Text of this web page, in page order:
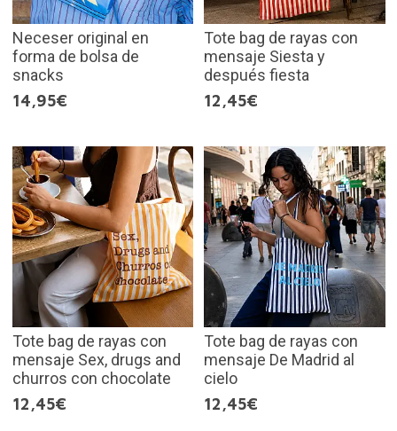
Neceser original en
forma de bolsa de
snacks
14,95€
Tote bag de rayas con
mensaje Siesta y
después fiesta
12,45€
Tote bag de rayas con
mensaje Sex, drugs and
churros con chocolate
12,45€
Tote bag de rayas con
mensaje De Madrid al
cielo
12,45€